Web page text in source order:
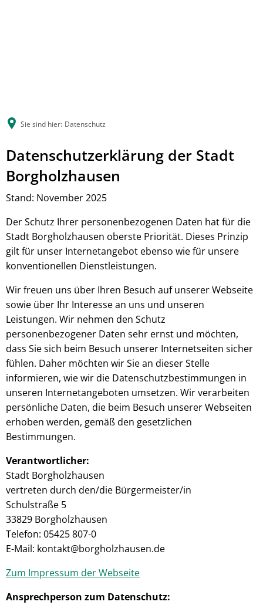
Sie sind hier: Datenschutz
Datenschutzerklärung der Stadt
Borgholzhausen
Stand: November 2025
Der Schutz Ihrer personenbezogenen Daten hat für die
Stadt Borgholzhausen oberste Priorität. Dieses Prinzip
gilt für unser Internetangebot ebenso wie für unsere
konventionellen Dienstleistungen.
Wir freuen uns über Ihren Besuch auf unserer Webseite
sowie über Ihr Interesse an uns und unseren
Leistungen. Wir nehmen den Schutz
personenbezogener Daten sehr ernst und möchten,
dass Sie sich beim Besuch unserer Internetseiten sicher
fühlen. Daher möchten wir Sie an dieser Stelle
informieren, wie wir die Datenschutzbestimmungen in
unseren Internetangeboten umsetzen. Wir verarbeiten
persönliche Daten, die beim Besuch unserer Webseiten
erhoben werden, gemäß den gesetzlichen
Bestimmungen.
Verantwortlicher:
Stadt Borgholzhausen
vertreten durch den/die Bürgermeister/in
Schulstraße 5
33829 Borgholzhausen
Telefon: 05425 807-0
E-Mail: kontakt@borgholzhausen.de
Zum Impressum der Webseite
Ansprechperson zum Datenschutz: